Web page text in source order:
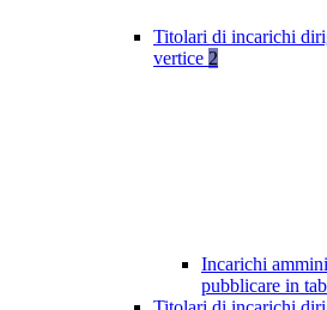
Titolari di incarichi
vertice 2
Incarichi
pubblicare in